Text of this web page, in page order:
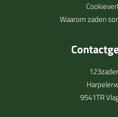
Waarom zaden
9541TR